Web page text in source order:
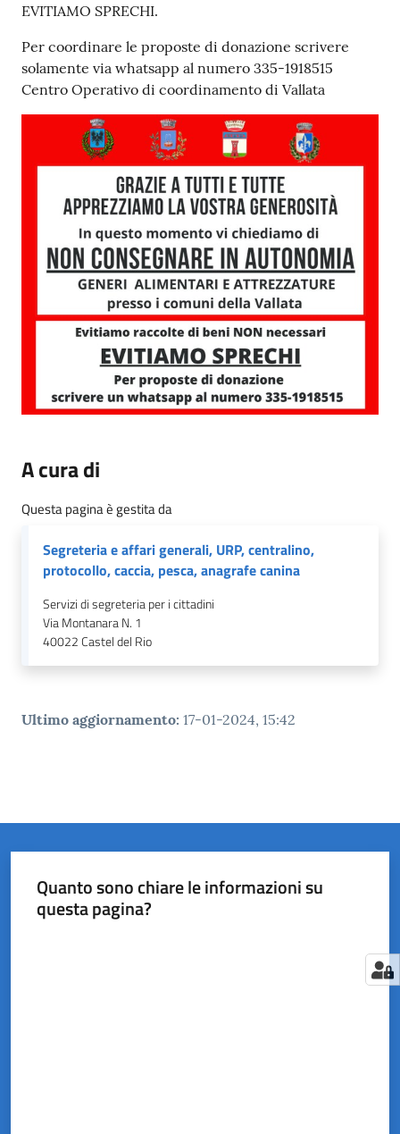
gli
argomenti
EVITIAMO SPRECHI.
Per coordinare le proposte di donazione scrivere
solamente via whatsapp al numero 335-1918515
Centro Operativo di coordinamento di Vallata
A cura di
Questa pagina è gestita da
Segreteria e affari generali, URP, centralino,
protocollo, caccia, pesca, anagrafe canina
Servizi di segreteria per i cittadini
Via Montanara N. 1
40022Castel del Rio
Ultimo aggiornamento: 17-01-2024, 15:42
Quanto sono chiare le informazioni su
questa pagina?